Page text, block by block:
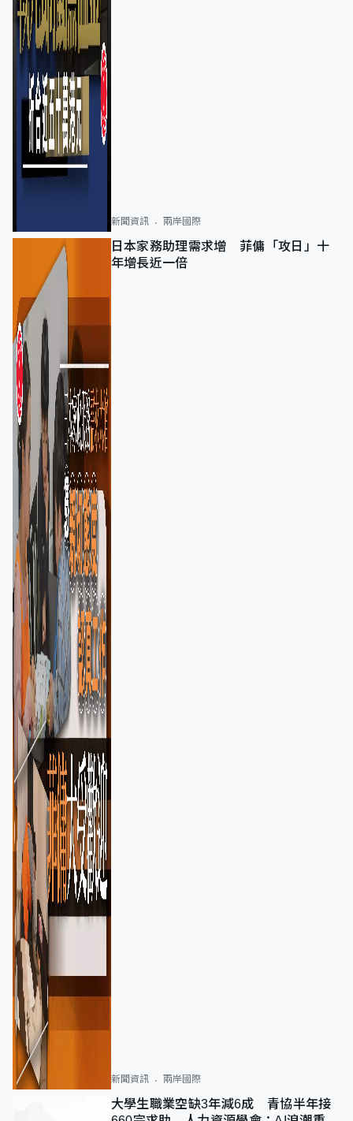
新聞資訊 兩岸國際
日本家務助理需求增 菲傭「攻日」十
年增長近一倍
新聞資訊 兩岸國際
大學生職業空缺3年減6成 青協半年接